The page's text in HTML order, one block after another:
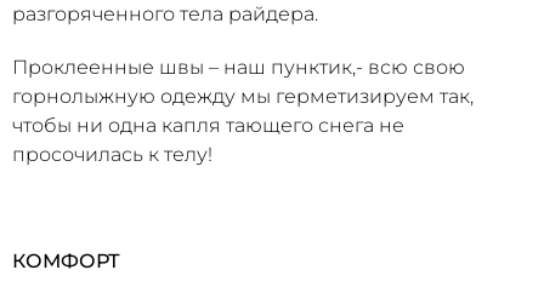
разгоряченного тела райдера.
Проклеенные швы – наш пунктик,- всю свою
горнолыжную одежду мы герметизируем так,
чтобы ни одна капля тающего снега не
просочилась к телу!
КОМФОРТ